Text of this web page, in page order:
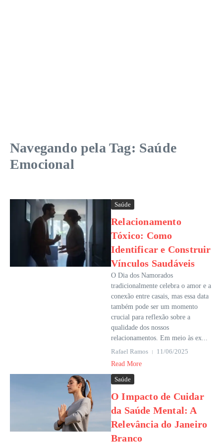
Navegando pela Tag: Saúde
Emocional
Saúde
Relacionamento
Tóxico: Como
Identificar e Construir
Vínculos Saudáveis
O Dia dos Namorados
tradicionalmente celebra o amor e a
conexão entre casais, mas essa data
também pode ser um momento
crucial para reflexão sobre a
qualidade dos nossos
relacionamentos. Em meio às ex...
Rafael Ramos
11/06/2025
Read More
Saúde
O Impacto de Cuidar
da Saúde Mental: A
Relevância do Janeiro
Branco